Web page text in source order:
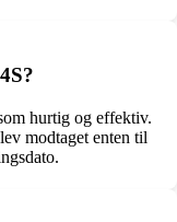
hurtig og effektiv.
modtaget enten til